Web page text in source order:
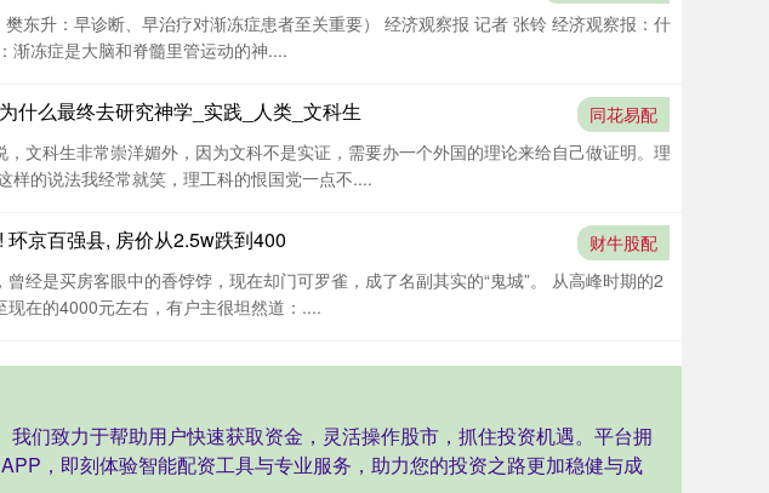
樊东升：早诊断、早治疗对渐冻症患者至关重要） 经济观察报 记者 张铃 经济观察报：什
渐冻症是大脑和脊髓里管运动的神....
什么最终去研究神学_实践_人类_文科生
同花易配
，文科生非常崇洋媚外，因为文科不是实证，需要办一个外国的理论来给自己做证明。理
样的说法我经常就笑，理工科的恨国党一点不....
环京百强县, 房价从2.5w跌到400
财牛股配
经是买房客眼中的香饽饽，现在却门可罗雀，成了名副其实的“鬼城”。 从高峰时期的2
现在的4000元左右，有户主很坦然道：....
们致力于帮助用户快速获取资金，灵活操作股市，抓住投资机遇。平台拥
，即刻体验智能配资工具与专业服务，助力您的投资之路更加稳健与成